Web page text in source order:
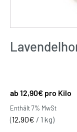
12,90€ pro Kilo
Enthält 7% MwSt
(12,90€ / 1 kg)